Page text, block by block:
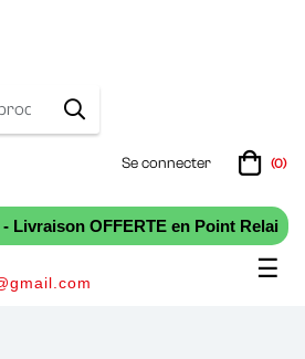
Se connecter (0)
Livraison OFFERTE en Point Relai
☰